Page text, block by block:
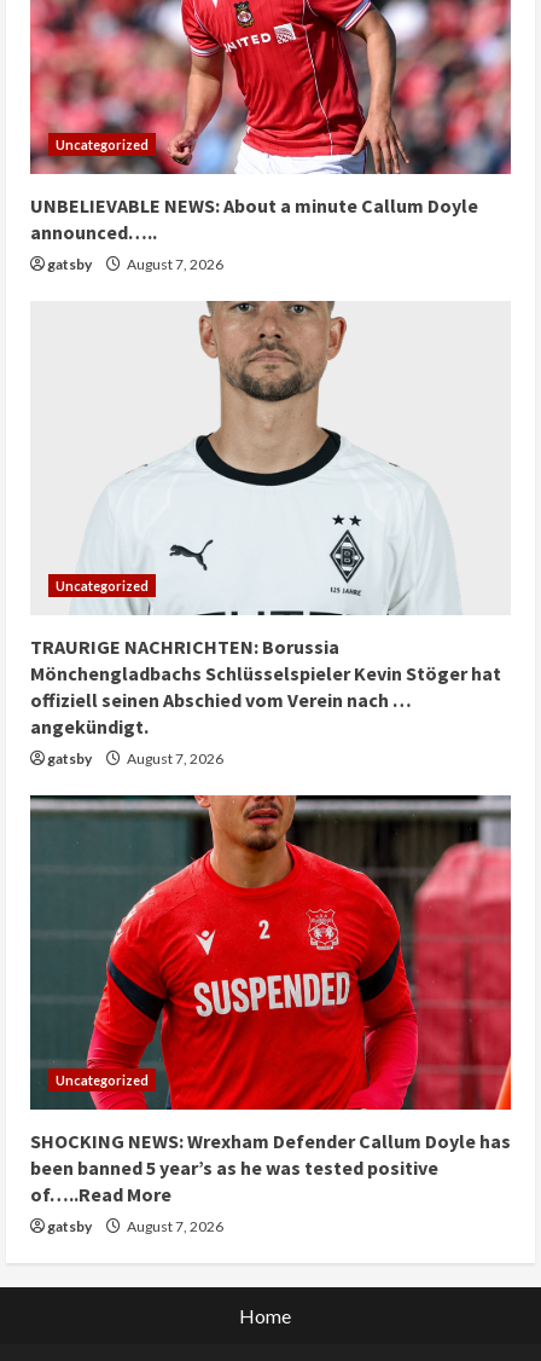
Uncategorized
UNBELIEVABLE NEWS: About a minute Callum Doyle
announced…..
gatsby August 7, 2026
Uncategorized
TRAURIGE NACHRICHTEN: Borussia
Mönchengladbachs Schlüsselspieler Kevin Stöger hat
offiziell seinen Abschied vom Verein nach …
angekündigt.
gatsby August 7, 2026
Uncategorized
SHOCKING NEWS: Wrexham Defender Callum Doyle has
been banned 5 year’s as he was tested positive
of…..Read More
gatsby August 7, 2026
Home